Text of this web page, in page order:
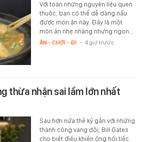
Với toàn những nguyên liệu quen
thuộc, bạn có thể dễ dàng nấu
được món ăn này. Đây là một
món ăn nhẹ nhàng nhưng ngon…
ĂN - CHƠI - ĐI - 4 giờ trước
thừa nhận sai lầm lớn nhất
Sau hơn nửa thế kỷ gắn với những
thành công vang dội, Bill Gates
cho biết điều khiến ông hối tiếc